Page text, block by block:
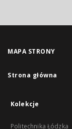
MAPA STRONY
Strona główna
Kolekcje
Politechnika Łódzka